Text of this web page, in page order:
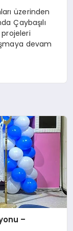
üzerinden
Çaybaşılı
devam
–